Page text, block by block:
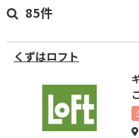
85件
くずはロフト